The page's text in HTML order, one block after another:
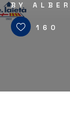
BY
160